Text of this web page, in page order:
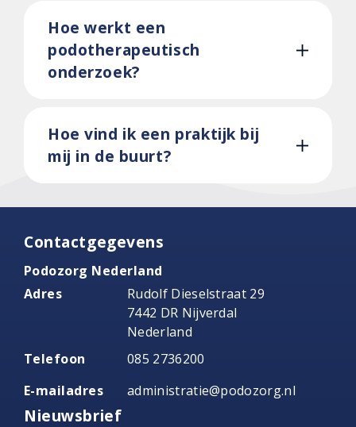
Hoe werkt een
podotherapeutisch
onderzoek?
Hoe vind ik een praktijk bij
mij in de buurt?
Contactgegevens
Podozorg Nederland
Adres
Rudolf Dieselstraat 29
7442 DR Nijverdal
Nederland
Telefoon
085 2736200
E-mailadres
administratie@podozorg.nl
Nieuwsbrief